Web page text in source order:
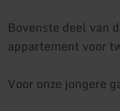
Bovenste deel van
appartement voor
Voor onze jongere